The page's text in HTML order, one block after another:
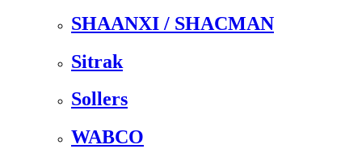
SHAANXI / SHACMAN
Sitrak
Sollers
WABCO